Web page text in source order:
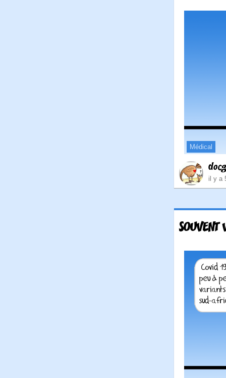
Médical
il y a